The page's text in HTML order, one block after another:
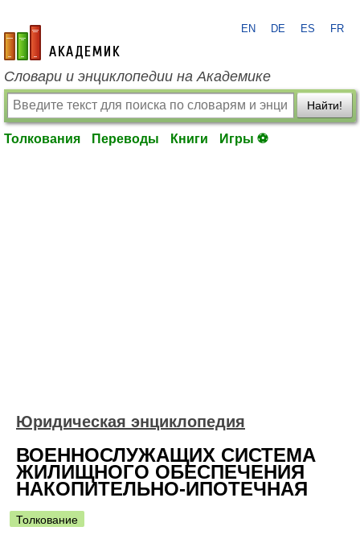
academic.ru
EN DE ES FR
Словари и энциклопедии на Академике
Найти!
Толкования Переводы Книги Игры ⚽
Юридическая энциклопедия
ВОЕННОСЛУЖАЩИХ СИСТЕМА
ЖИЛИЩНОГО ОБЕСПЕЧЕНИЯ
НАКОПИТЕЛЬНО-ИПОТЕЧНАЯ
Толкование